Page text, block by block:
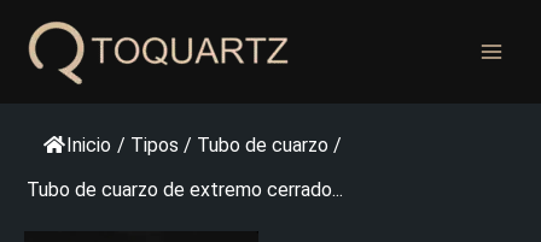
contenido
Inicio / Tipos / Tubo de cuarzo /
Tubo de cuarzo de extremo cerrado...